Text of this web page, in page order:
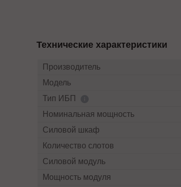
Технические характеристики
Производитель
Модель
Тип ИБП
Номинальная мощность
Силовой шкаф
Количество слотов
Силовой модуль
Мощность модуля